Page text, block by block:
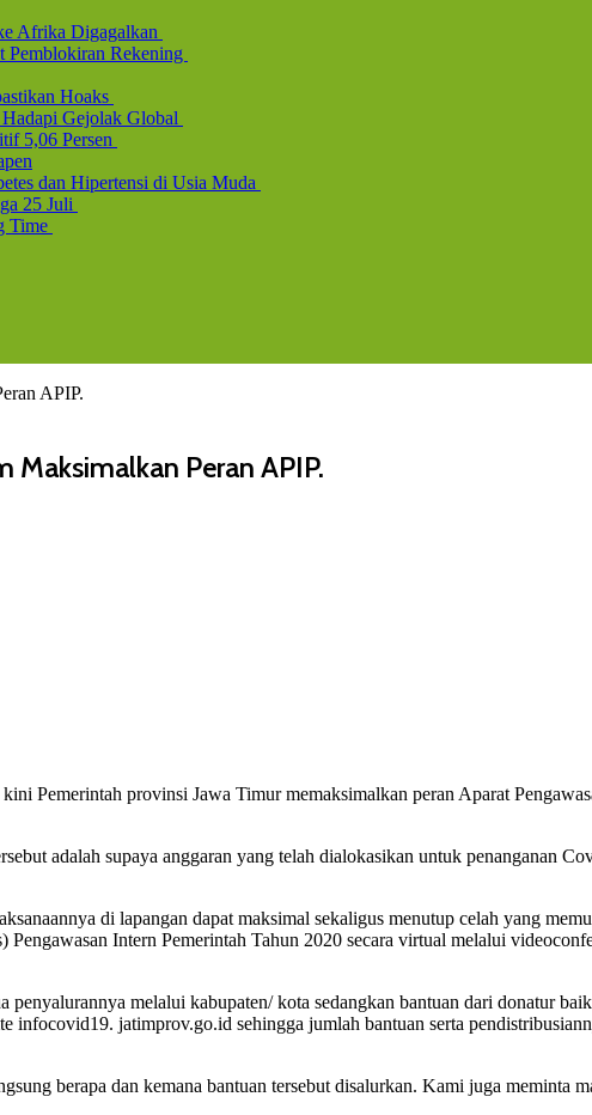
Afrika Digagalkan
Pemblokiran Rekening
Hoaks
Gejolak Global
5,06 Persen
dan Hipertensi di Usia Muda
25 Juli
Time
APIP.
Maksimalkan Peran APIP.
Pemerintah provinsi Jawa Timur memaksimalkan peran Aparat
adalah supaya anggaran yang telah dialokasikan untuk penanganan
di lapangan dapat maksimal sekaligus menutup celah yang
Intern Pemerintah Tahun 2020 secara virtual melalui
melalui kabupaten/ kota sedangkan bantuan dari donatur
infocovid19. jatimprov.go.id sehingga jumlah bantuan serta
berapa dan kemana bantuan tersebut disalurkan. Kami juga meminta